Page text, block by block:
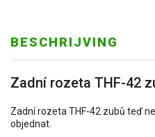
BESCHRIJVING
Zadní rozeta THF-42
Zadní rozeta THF-42 zubů teď
objednat.